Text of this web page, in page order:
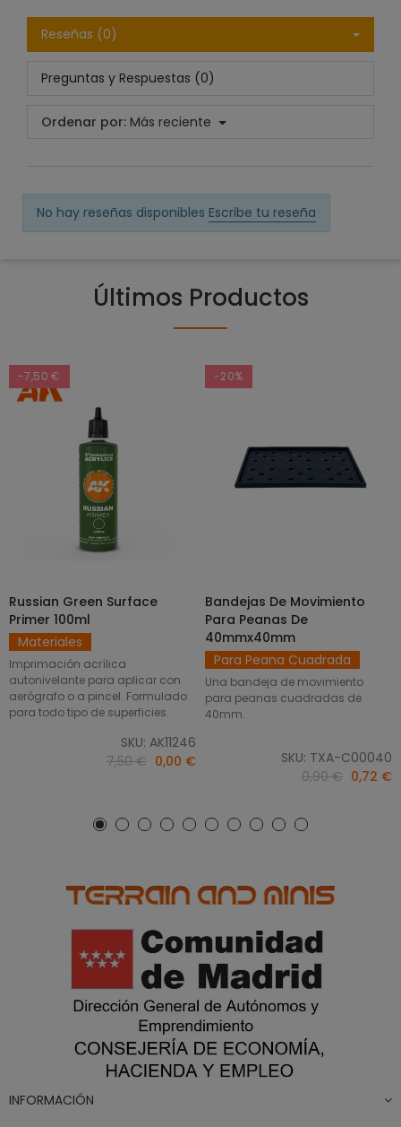
Reseñas (0)
Preguntas y Respuestas (0)
Ordenar por: Más reciente
No hay reseñas disponibles Escribe tu reseña
Últimos Productos
-7,50 €
AÑADIR AL CARRITO
Russian Green Surface
Primer 100ml
Materiales
Imprimación acrílica
autonivelante para aplicar con
aerógrafo o a pincel. Formulado
para todo tipo de superficies.
SKU: AK11246
7,50 € 0,00 €
-20%
SELECCIONAR OPCIONES
Bandejas De Movimiento
Para Peanas De
40mmx40mm
Para Peana Cuadrada
Una bandeja de movimiento
para peanas cuadradas de
40mm.
SKU: TXA-C00040
0,90 € 0,72 €
INFORMACIÓN